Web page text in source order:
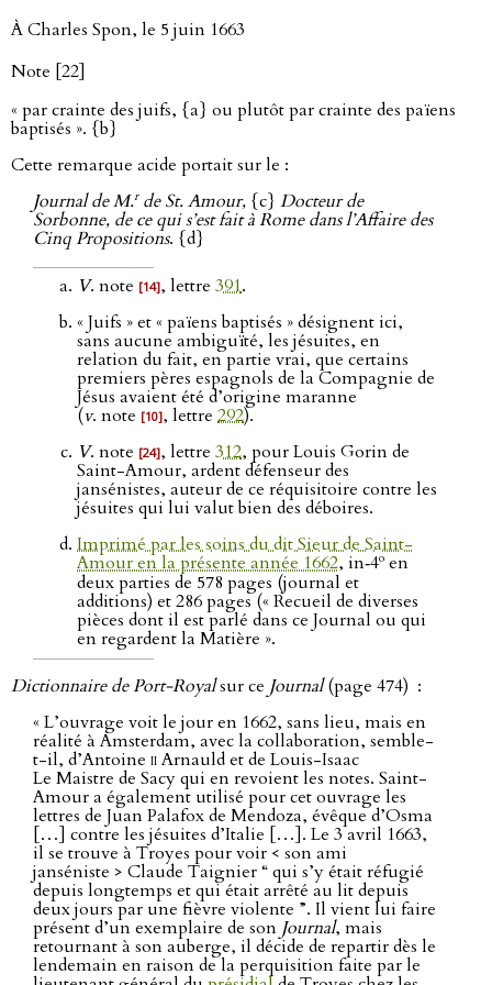
À Charles Spon, le 5 juin 1663
Note [22]
« par crainte des juifs, {a} ou plutôt par crainte des païens
baptisés ». {b}
Cette remarque acide portait sur le :
Journal de M.rde St. Amour, {c} Docteur de
Sorbonne, de ce qui s’est fait à Rome dans l’Affaire des
Cinq Propositions. {d}
V. note [14], lettre 391.
« Juifs » et « païens baptisés » désignent ici,
sans aucune ambiguïté, les jésuites, en
relation du fait, en partie vrai, que certains
premiers pères espagnols de la Compagnie de
Jésus avaient été d’origine maranne
(v. note [10], lettre 292).
V. note [24], lettre 312, pour Louis Gorin de
Saint-Amour, ardent défenseur des
jansénistes, auteur de ce réquisitoire contre les
jésuites qui lui valut bien des déboires.
Imprimé par les soins du dit Sieur de Saint-
Amour en la présente année 1662, in‑4o en
deux parties de 578 pages (journal et
additions) et 286 pages (« Recueil de diverses
pièces dont il est parlé dans ce Journal ou qui
en regardent la Matière ».
Dictionnaire de Port-Royalsur ce Journal(page 474) :
« L’ouvrage voit le jour en 1662, sans lieu, mais en
réalité à Amsterdam, avec la collaboration, semble-
t-il, d’Antoine iiArnauld et de Louis-Isaac
Le Maistre de Sacy qui en revoient les notes. Saint-
Amour a également utilisé pour cet ouvrage les
lettres de Juan Palafox de Mendoza, évêque d’Osma
[…] contre les jésuites d’Italie […]. Le 3 avril 1663,
il se trouve à Troyes pour voir < son ami
janséniste > Claude Taignier “ qui s’y était réfugié
depuis longtemps et qui était arrêté au lit depuis
deux jours par une fièvre violente ”. Il vient lui faire
présent d’un exemplaire de son Journal, mais
retournant à son auberge, il décide de repartir dès le
lendemain en raison de la perquisition faite par le